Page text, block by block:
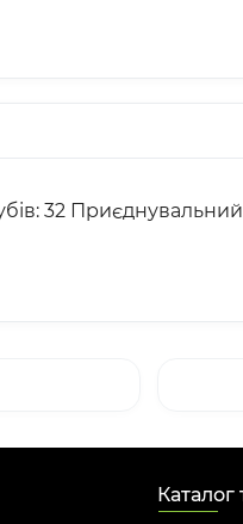
32
Каталог